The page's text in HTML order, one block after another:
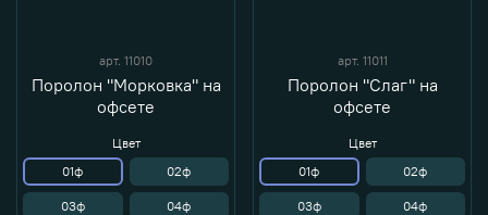
арт. 11010
Поролон "Морковка" на
офсете
Цвет
01ф
02ф
03ф 04ф
арт. 11011
Поролон "Слаг" на
офсете
Цвет
01ф
02ф
03ф 04ф